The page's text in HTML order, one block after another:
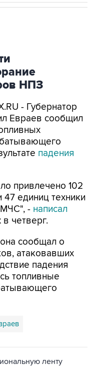
НПЗ
- Губернатор
Евраев сообщил
падения
привлечено 102
47 единиц техники
МЧС", - написал
четверг.
сообщал о
атаковавших
падения
топливные
ленту